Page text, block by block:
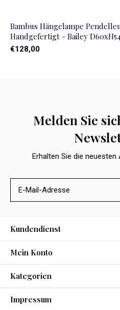
Bambus Hängelampe
Handgefertigt - Bailey
€128,00
Melden Sie
Erhalten Sie die
Kundendienst
Mein Konto
Kategorien
Impressum